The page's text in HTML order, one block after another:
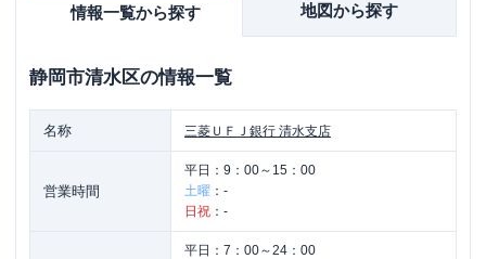
情報一覧から探す 地図から探す
静岡市清水区の情報一覧
名称 三菱ＵＦＪ銀行 清水支店
営業時間
平日： 9：00～15：00
土曜 ： -
日祝 ： -
平日： 7：00～24：00